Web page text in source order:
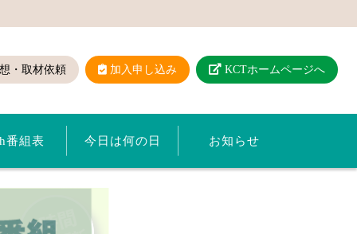
・取材依頼 加入申し込み KCTホームページへ
番組表 今日は何の日 お知らせ